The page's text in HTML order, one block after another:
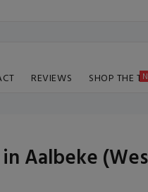
REVIEWS SHOP THE
Aalbeke